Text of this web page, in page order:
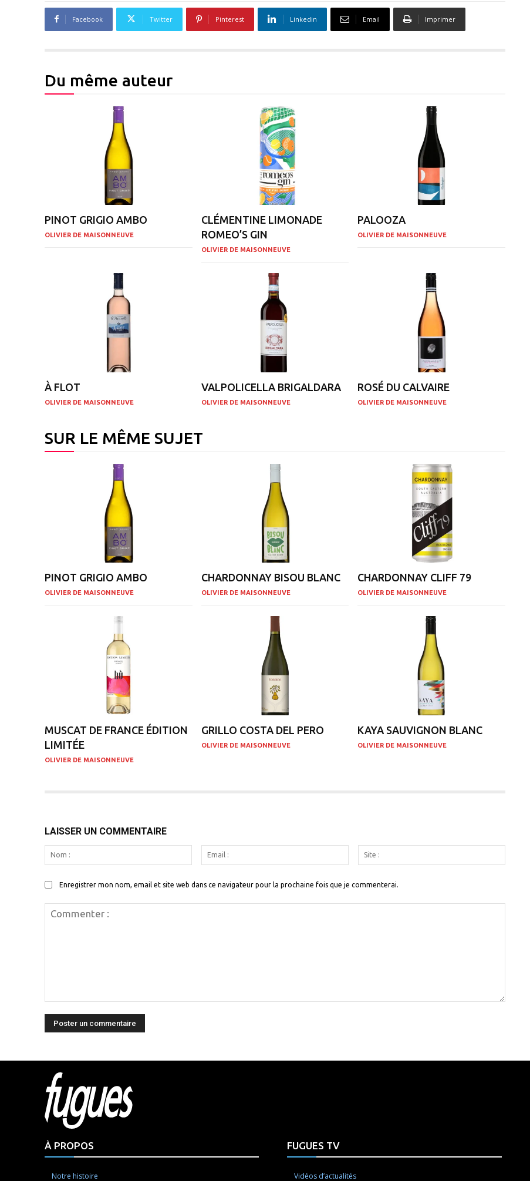
Facebook Twitter Pinterest Linkedin Email Imprimer
Du même auteur
PINOT GRIGIO AMBO
OLIVIER DE MAISONNEUVE
CLÉMENTINE LIMONADE
ROMEO’S GIN
OLIVIER DE MAISONNEUVE
PALOOZA
OLIVIER DE MAISONNEUVE
À FLOT
OLIVIER DE MAISONNEUVE
VALPOLICELLA BRIGALDARA
OLIVIER DE MAISONNEUVE
ROSÉ DU CALVAIRE
OLIVIER DE MAISONNEUVE
SUR LE MÊME SUJET
PINOT GRIGIO AMBO
OLIVIER DE MAISONNEUVE
CHARDONNAY BISOU BLANC
OLIVIER DE MAISONNEUVE
CHARDONNAY CLIFF 79
OLIVIER DE MAISONNEUVE
MUSCAT DE FRANCE ÉDITION
LIMITÉE
OLIVIER DE MAISONNEUVE
GRILLO COSTA DEL PERO
OLIVIER DE MAISONNEUVE
KAYA SAUVIGNON BLANC
OLIVIER DE MAISONNEUVE
LAISSER UN COMMENTAIRE
Nom
:
Email
:
:
Enregistrer mon nom, email et site web dans ce navigateur pour la prochaine fois que je commenterai.
À PROPOS
Notre histoire
FUGUES TV
Vidéos d’actualités